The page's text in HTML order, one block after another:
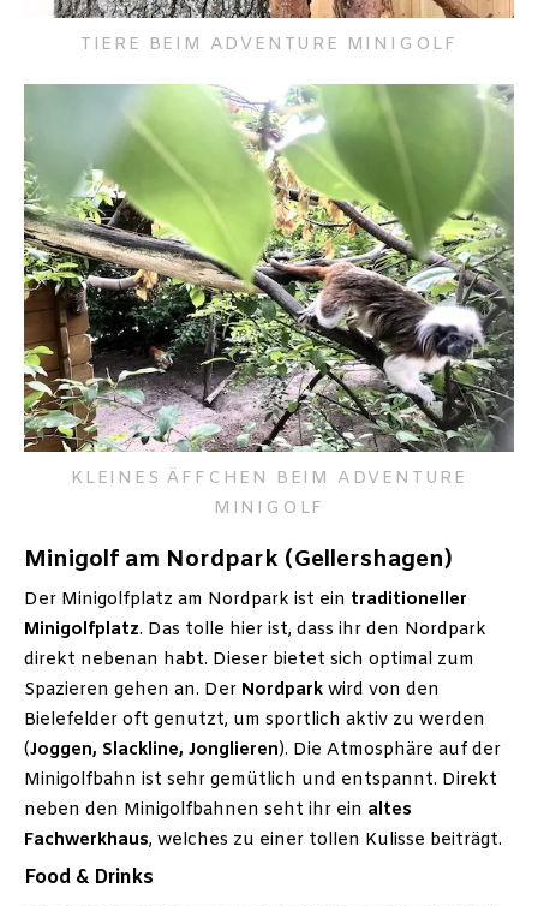
TIERE BEIM ADVENTURE MINIGOLF
KLEINES ÄFFCHEN BEIM ADVENTURE
MINIGOLF
Minigolf am Nordpark (Gellershagen)
Der Minigolfplatz am Nordpark ist ein traditioneller
Minigolfplatz. Das tolle hier ist, dass ihr den Nordpark
direkt nebenan habt. Dieser bietet sich optimal zum
Spazieren gehen an. Der Nordpark wird von den
Bielefelder oft genutzt, um sportlich aktiv zu werden
(Joggen, Slackline, Jonglieren). Die Atmosphäre auf der
Minigolfbahn ist sehr gemütlich und entspannt. Direkt
neben den Minigolfbahnen seht ihr ein altes
Fachwerkhaus, welches zu einer tollen Kulisse beiträgt.
Food & Drinks